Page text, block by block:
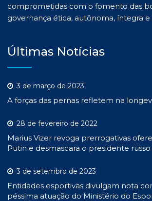
comprometidas com o fomento das
governança ética, autônoma, íntegra
Últimas Notícias
3 de março de 2023
A forças das pernas refletem na
28 de fevereiro de 2022
Marius Vizer revoga prerrogativas
Putin e desmascara o presidente russo
3 de setembro de 2023
Entidades esportivas divulgam nota
péssima atuação do Ministério do